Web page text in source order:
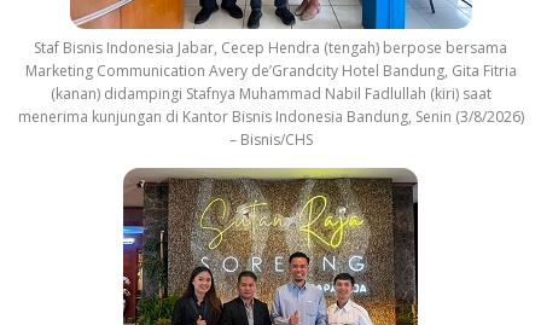
Staf Bisnis Indonesia Jabar, Cecep Hendra (tengah) berpose bersama
Marketing Communication Avery de’Grandcity Hotel Bandung, Gita Fitria
(kanan) didampingi Stafnya Muhammad Nabil Fadlullah (kiri) saat
menerima kunjungan di Kantor Bisnis Indonesia Bandung, Senin (3/8/2026)
– Bisnis/CHS